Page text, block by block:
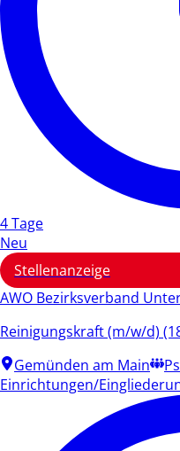
4 Tage
Neu
Stellenanzeige
AWO Bezirksverband
Reinigungskraft (m/w/d)
Gemünden am Main
Einrichtungen/